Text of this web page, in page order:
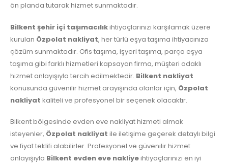
ön planda tutarak hizmet sunmaktadır.
Bilkent şehir içi taşımacılıkihtiyaçlarınızı karşılamak üzere
kurulan Özpolat nakliyat, her türlü eşya taşıma ihtiyacınıza
çözüm sunmaktadır. Ofis taşıma, işyeri taşıma, parça eşya
taşıma gibi farklı hizmetleri kapsayan firma, müşteri odaklı
hizmet anlayışıyla tercih edilmektedir. Bilkent nakliyat
konusunda güvenilir hizmet arayışında olanlar için, Özpolat
nakliyat kaliteli ve profesyonel bir seçenek olacaktır.
Bilkent bölgesinde evden eve nakliyat hizmeti almak
isteyenler, Özpolat nakliyat ile iletişime geçerek detaylı bilgi
ve fiyat teklifi alabilirler. Profesyonel ve güvenilir hizmet
anlayışıyla Bilkent evden eve nakliyeihtiyaçlarınızı en iyi